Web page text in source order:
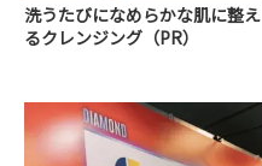
洗うたびになめらかな肌に整え
るクレンジング（PR）